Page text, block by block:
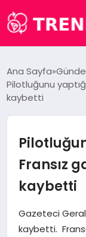
DÜNYA
MAGAZIN
SAĞLIK
Ana Sayfa
Pilotluğunu
kaybetti
Fransız
kaybetti
Gazeteci
kaybetti.